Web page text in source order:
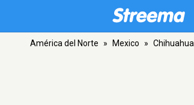
América del Norte » Mexico » Chihuahua